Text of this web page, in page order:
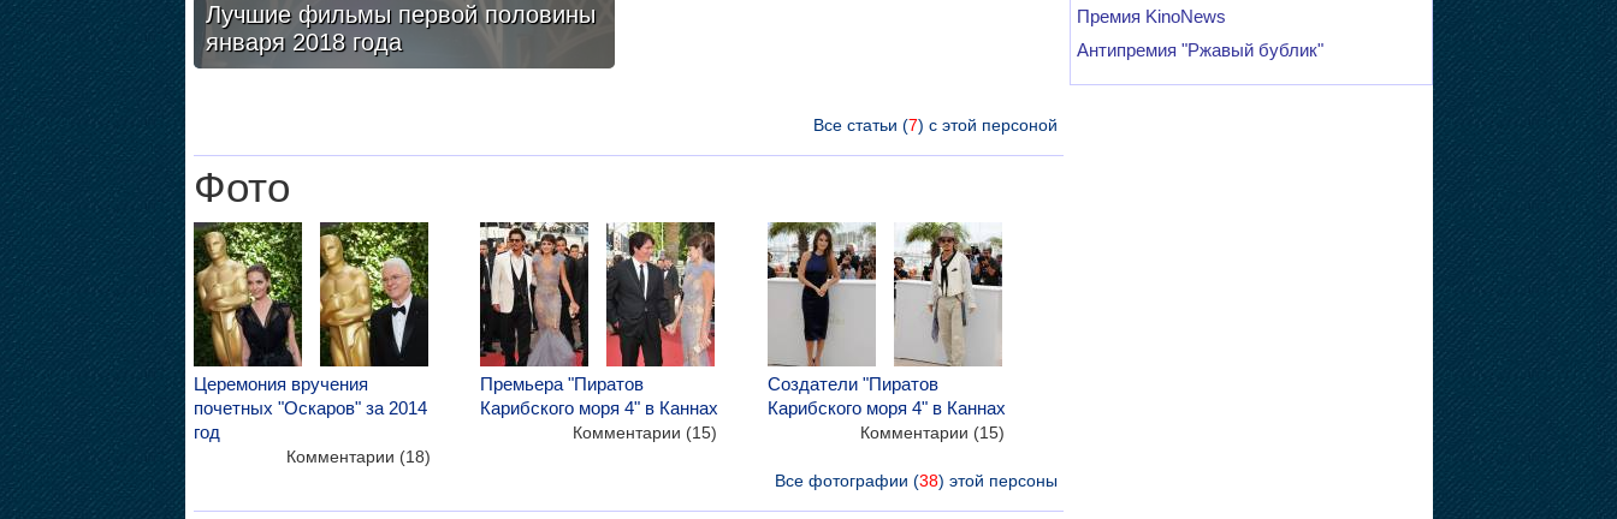
Лучшие фильмы первой половины
января 2018 года
Все статьи (7) с этой персоной
Фото
Церемония вручения
почетных "Оскаров" за 2014
год
Комментарии (18)
Премьера "Пиратов
Карибского моря 4" в Каннах
Комментарии (15)
Создатели "Пиратов
Карибского моря 4" в Каннах
Комментарии (15)
Все фотографии (38) этой персоны
Премия KinoNews
Антипремия "Ржавый бублик"